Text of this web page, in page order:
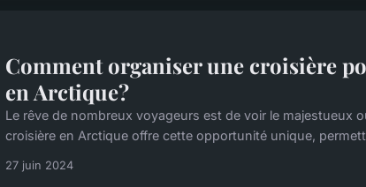
Comment organiser une croisière
en Arctique?
Le rêve de nombreux voyageurs est de voir le majestueux
croisière en Arctique offre cette opportunité unique,
27 juin 2024